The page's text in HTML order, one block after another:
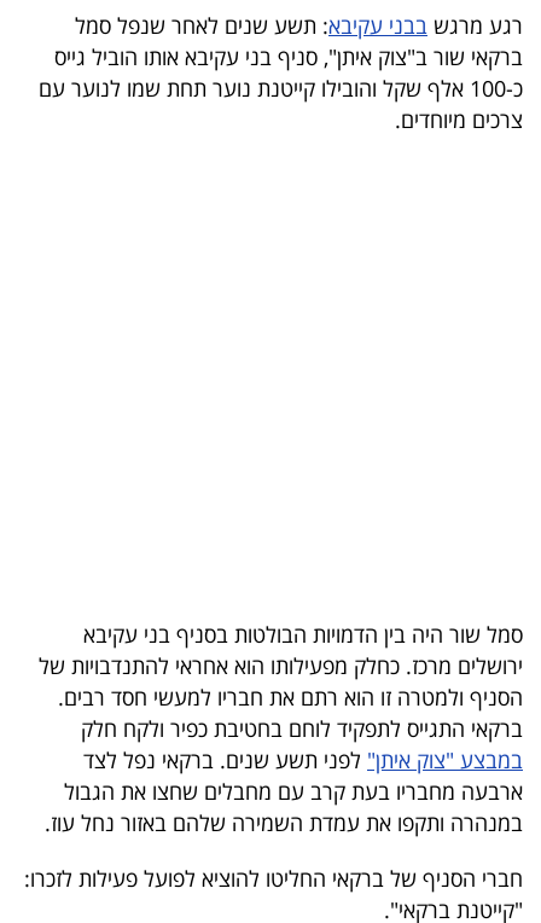
עסקי
ספורט
קריירה
5
המילון
הכלכלי
פודקאסט
40
UNDER
40
רגע מרגש בבני עקיבא: תשע שנים לאחר שנפל סמל
ברקאי שור ב"צוק איתן", סניף בני עקיבא אותו הוביל גייס
כ-100 אלף שקל והובילו קייטנת נוער תחת שמו לנוער עם
צרכים מיוחדים.
סמל שור היה בין הדמויות הבולטות בסניף בני עקיבא
ירושלים מרכז. כחלק מפעילותו הוא אחראי להתנדבויות של
הסניף ולמטרה זו הוא רתם את חבריו למעשי חסד רבים.
ברקאי התגייס לתפקיד לוחם בחטיבת כפיר ולקח חלק
במבצע "צוק איתן" לפני תשע שנים. ברקאי נפל לצד
ארבעה מחבריו בעת קרב עם מחבלים שחצו את הגבול
במנהרה ותקפו את עמדת השמירה שלהם באזור נחל עוז.
חברי הסניף של ברקאי החליטו להוציא לפועל פעילות לזכרו:
"קייטנת ברקאי".